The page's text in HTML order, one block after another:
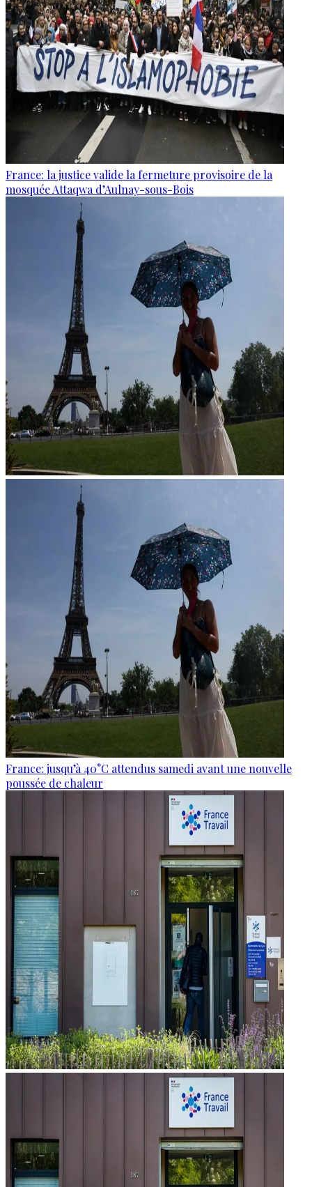
France: la justice valide la fermeture provisoire de la
mosquée Attaqwa d’Aulnay-sous-Bois
France: jusqu’à 40°C attendus samedi avant une nouvelle
poussée de chaleur